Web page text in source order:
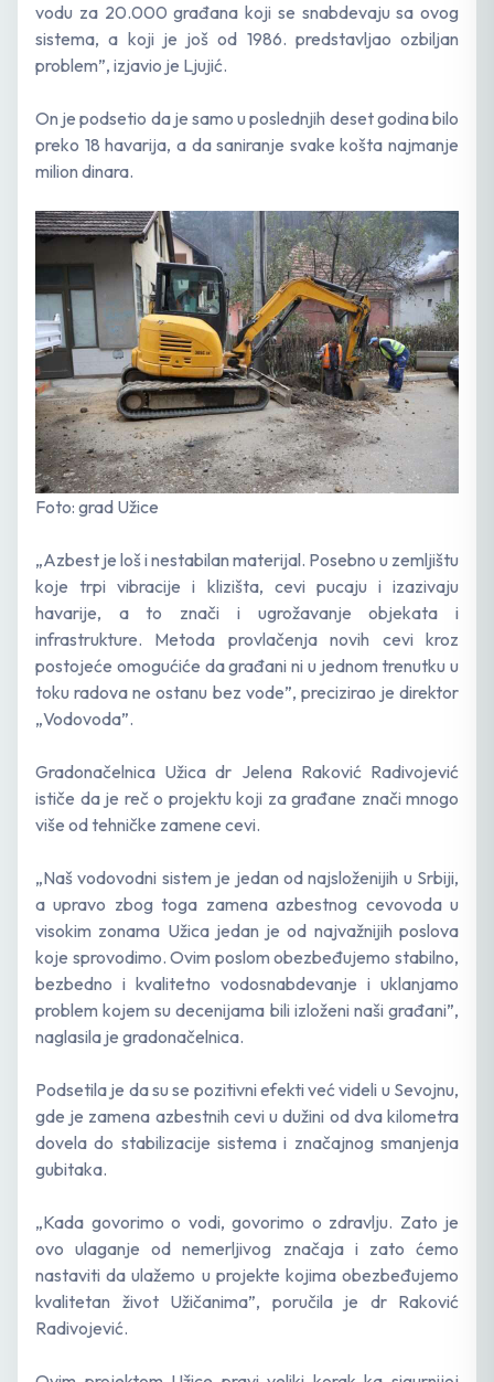
vodu za 20.000 građana koji se snabdevaju sa ovog
sistema, a koji je još od 1986. predstavljao ozbiljan
problem”, izjavio je Ljujić.
On je podsetio da je samo u poslednjih deset godina bilo
preko 18 havarija, a da saniranje svake košta najmanje
milion dinara.
Foto: grad Užice
„Azbest je loš i nestabilan materijal. Posebno u zemljištu
koje trpi vibracije i klizišta, cevi pucaju i izazivaju
havarije, a to znači i ugrožavanje objekata i
infrastrukture. Metoda provlačenja novih cevi kroz
postojeće omogućiće da građani ni u jednom trenutku u
toku radova ne ostanu bez vode”, precizirao je direktor
„Vodovoda”.
Gradonačelnica Užica dr Jelena Raković Radivojević
ističe da je reč o projektu koji za građane znači mnogo
više od tehničke zamene cevi.
„Naš vodovodni sistem je jedan od najsloženijih u Srbiji,
a upravo zbog toga zamena azbestnog cevovoda u
visokim zonama Užica jedan je od najvažnijih poslova
koje sprovodimo. Ovim poslom obezbeđujemo stabilno,
bezbedno i kvalitetno vodosnabdevanje i uklanjamo
problem kojem su decenijama bili izloženi naši građani”,
naglasila je gradonačelnica.
Podsetila je da su se pozitivni efekti već videli u Sevojnu,
gde je zamena azbestnih cevi u dužini od dva kilometra
dovela do stabilizacije sistema i značajnog smanjenja
gubitaka.
„Kada govorimo o vodi, govorimo o zdravlju. Zato je
ovo ulaganje od nemerljivog značaja i zato ćemo
nastaviti da ulažemo u projekte kojima obezbeđujemo
kvalitetan život Užičanima”, poručila je dr Raković
Radivojević.